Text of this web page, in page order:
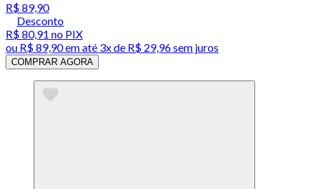
R$ 89,90
Desconto
R$ 80,91 no PIX
ou R$ 89,90em até 3x de R$ 29,96 sem juros
COMPRAR AGORA